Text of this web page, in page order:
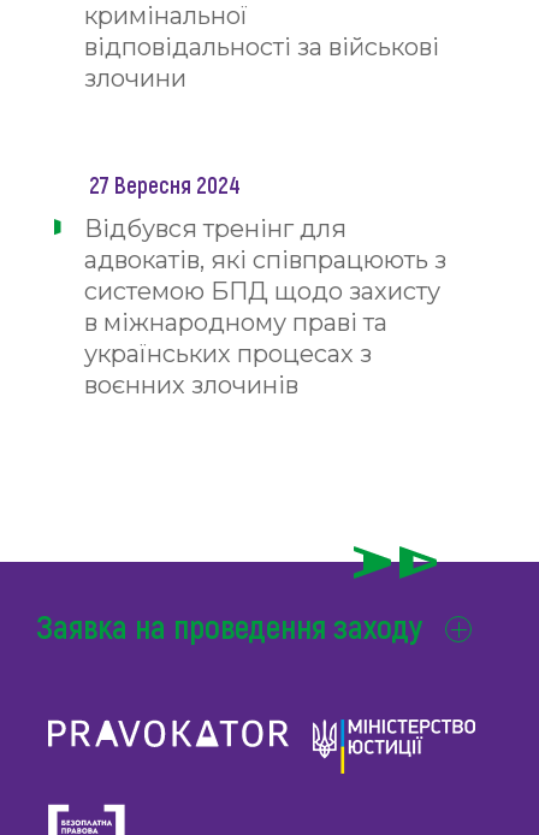
кримінальної
відповідальності за військові
злочини
27 Вересня 2024
Відбувся тренінг для
адвокатів, які співпрацюють з
системою БПД щодо захисту
в міжнародному праві та
українських процесах з
воєнних злочинів
Заявка на проведення заходу